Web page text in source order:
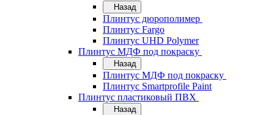
Назад
Плинтус дюрополимер
Плинтус Fargo
Плинтус UHD Polymer
Плинтус МДФ под покраску
Назад
Плинтус МДФ под покраску
Плинтус Smartprofile Paint
Плинтус пластиковый ПВХ
Назад